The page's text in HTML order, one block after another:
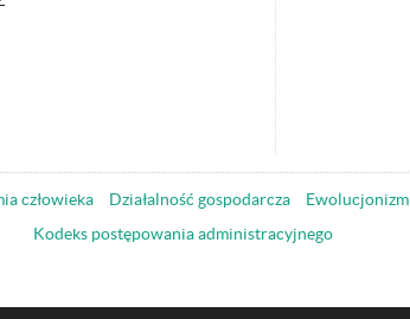
człowieka Działalność gospodarcza Ewolucjonizm
Kodeks postępowania administracyjnego